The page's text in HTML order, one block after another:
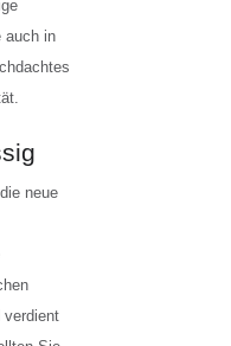
auch in
neue
verdient